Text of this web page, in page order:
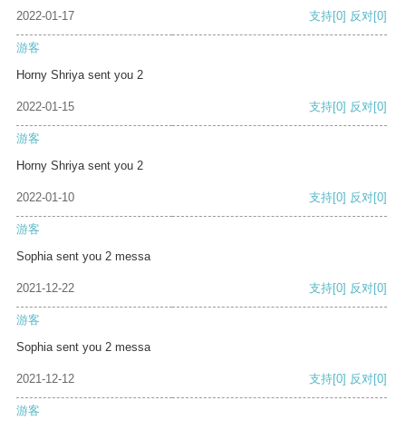
2022-01-17 支持[0] 反对[0]
游客
Horny Shriya sent you 2
2022-01-15 支持[0] 反对[0]
游客
Horny Shriya sent you 2
2022-01-10 支持[0] 反对[0]
游客
Sophia sent you 2 messa
2021-12-22 支持[0] 反对[0]
游客
Sophia sent you 2 messa
2021-12-12 支持[0] 反对[0]
游客